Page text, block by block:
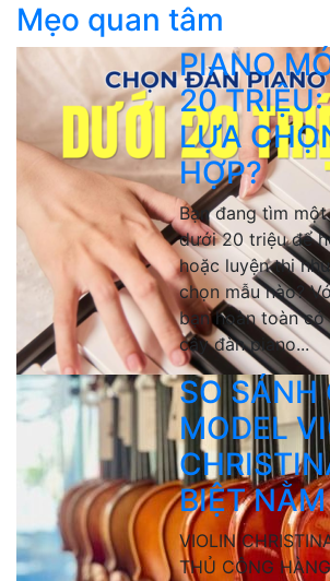
Mẹo quan tâm
PIANO
20
LỰA
HỢP?
Bạn đang tìm
dưới 20 triệu để
hoặc luyện thi
chọn mẫu nào?
bạn hoàn toàn
cây đàn piano...
SO SÁNH
MODEL
BIỆT
VIOLIN
THỦ CÔNG